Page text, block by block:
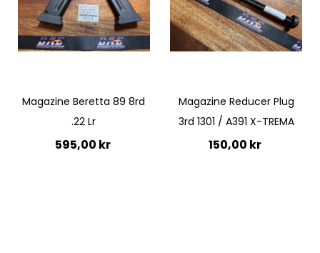
Quickview Quickview
Magazine Beretta 89 8rd
.22 Lr
595,00 kr
Magazine Reducer Plug
3rd 1301 / A391 X-TREMA
150,00 kr